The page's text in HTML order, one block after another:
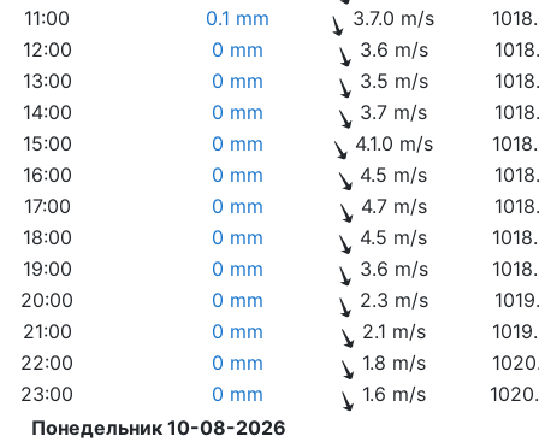
11:00
0.1 mm 3.7.0 m/s
12:00
0 mm 3.6 m/s
13:00
0 mm 3.5 m/s
14:00
0 mm 3.7 m/s
15:00
0 mm 4.1.0 m/s
16:00
0 mm 4.5 m/s
17:00
0 mm 4.7 m/s
18:00
0 mm 4.5 m/s
19:00
0 mm 3.6 m/s
20:00
0 mm 2.3 m/s
21:00
0 mm 2.1 m/s
22:00
0 mm 1.8 m/s
23:00
0 mm 1.6 m/s
Понедельник 10-08-2026